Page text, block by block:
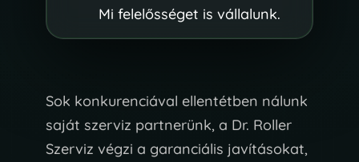
Mi felelősséget is vállalunk.
Sok konkurenciával ellentétben nálunk
saját szerviz partnerünk, a Dr. Roller
Szerviz végzi a garanciális javításokat,